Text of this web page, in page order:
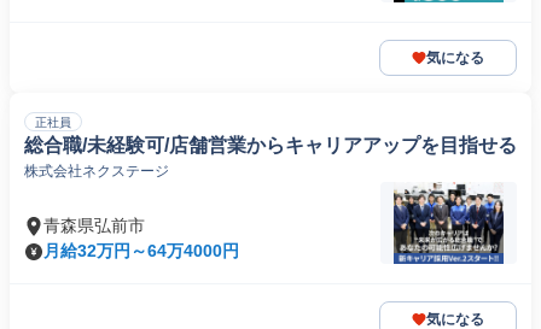
気になる
正社員
総合職/未経験可/店舗営業からキャリアアップを目指せる
株式会社ネクステージ
青森県弘前市
月給32万円～64万4000円
気になる